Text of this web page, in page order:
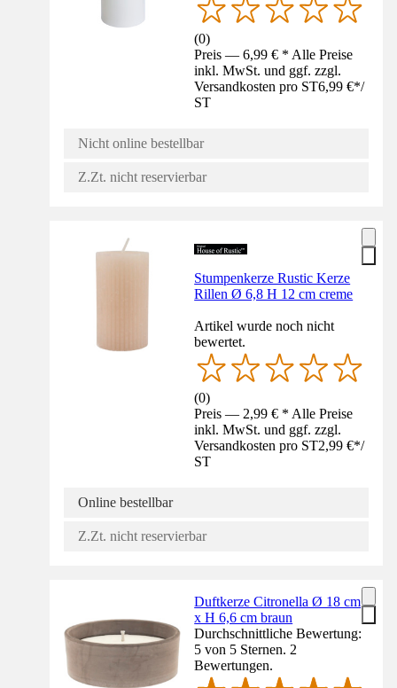
(0)
Preis — 6,99 € * Alle Preise
inkl. MwSt. und ggf. zzgl.
Versandkosten pro ST6,99 €*/
ST
Nicht online bestellbar
Z.Zt. nicht reservierbar
Stumpenkerze Rustic Kerze
Rillen Ø 6,8 H 12 cm creme
Artikel wurde noch nicht
bewertet.
(0)
Preis — 2,99 € * Alle Preise
inkl. MwSt. und ggf. zzgl.
Versandkosten pro ST2,99 €*/
ST
Online bestellbar
Z.Zt. nicht reservierbar
Duftkerze Citronella Ø 18 cm
x H 6,6 cm braun
Durchschnittliche Bewertung:
5 von 5 Sternen. 2
Bewertungen.